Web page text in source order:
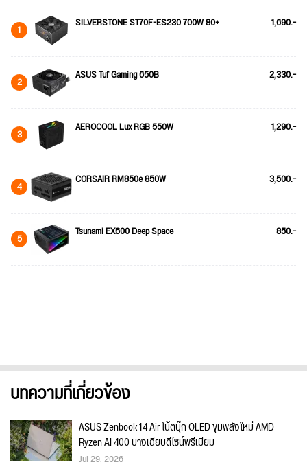
1 SILVERSTONE ST70F-ES230 700W 80+ 1,690.-
2 ASUS Tuf Gaming 650B 2,330.-
3 AEROCOOL Lux RGB 550W 1,290.-
4 CORSAIR RM850e 850W 3,500.-
5 Tsunami EX600 Deep Space 850.-
บทความที่เกี่ยวข้อง
ASUS Zenbook 14 Air โน้ตบุ๊ก OLED ขุมพลังใหม่ AMD
Ryzen AI 400 บางเฉียบดีไซน์พรีเมียม
Jul 29, 2026